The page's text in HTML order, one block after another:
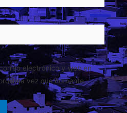
electrónico y web en
vez que comente.